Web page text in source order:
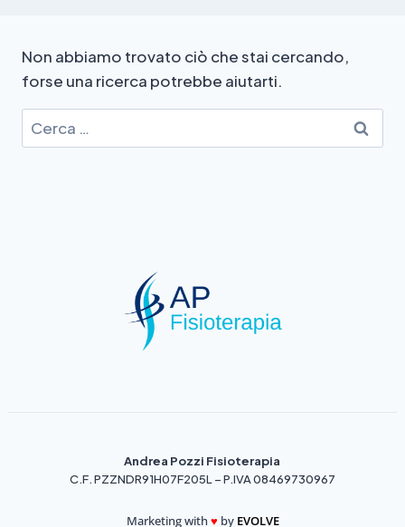
Non abbiamo trovato ciò che stai cercando,
forse una ricerca potrebbe aiutarti.
Andrea Pozzi Fisioterapia
C.F. PZZNDR91H07F205L – P.IVA 08469730967
Marketing with ♥️ by EVOLVE